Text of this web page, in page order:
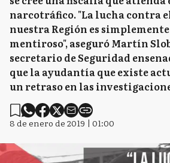
narcotráfico. "La lucha contra
nuestra Región es
mentiroso", aseguró Martín
secretario de Seguridad
que la ayudantía que existe
un retraso en las
8 de enero de 2019 | 01:00